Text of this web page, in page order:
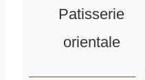
Patisserie
orientale